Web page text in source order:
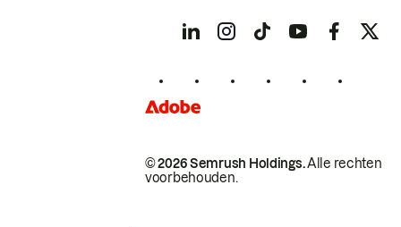
© 2026 Semrush Holdings.Alle rechten
voorbehouden.